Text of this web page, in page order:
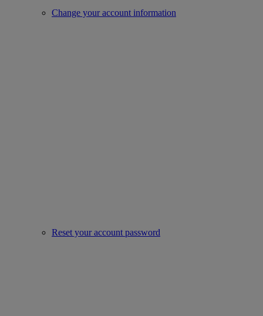
Change your account information
Reset your account password